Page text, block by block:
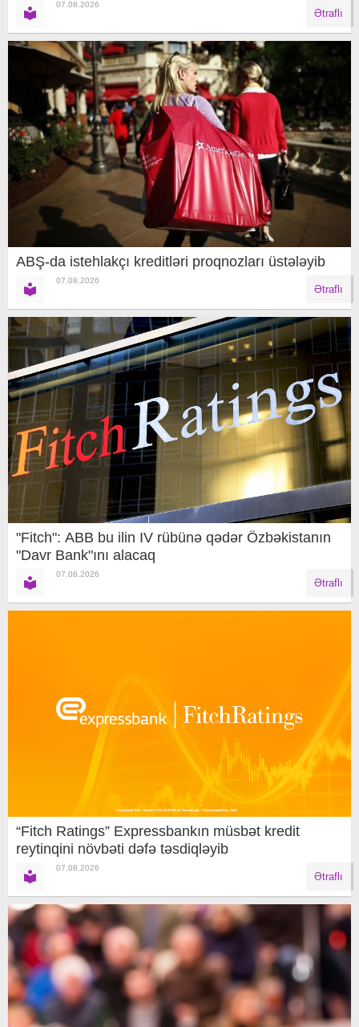
07.08.2026
Ətraflı
ABŞ-da istehlakçı kreditləri proqnozları üstələyib
07.08.2026
Ətraflı
"Fitch": ABB bu ilin IV rübünə qədər Özbəkistanın
"Davr Bank"ını alacaq
07.08.2026
Ətraflı
“Fitch Ratings” Expressbankın müsbət kredit
reytinqini növbəti dəfə təsdiqləyib
07.08.2026
Ətraflı